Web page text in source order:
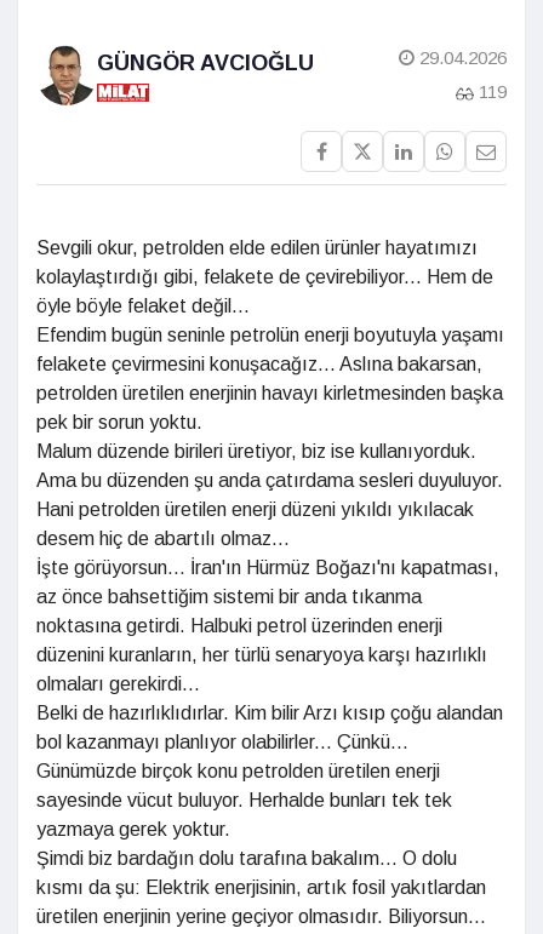
GÜNGÖR AVCIOĞLU
29.04.2026
119
Sevgili okur, petrolden elde edilen ürünler hayatımızı
kolaylaştırdığı gibi, felakete de çevirebiliyor... Hem de
öyle böyle felaket değil...
Efendim bugün seninle petrolün enerji boyutuyla yaşamı
felakete çevirmesini konuşacağız... Aslına bakarsan,
petrolden üretilen enerjinin havayı kirletmesinden başka
pek bir sorun yoktu.
Malum düzende birileri üretiyor, biz ise kullanıyorduk.
Ama bu düzenden şu anda çatırdama sesleri duyuluyor.
Hani petrolden üretilen enerji düzeni yıkıldı yıkılacak
desem hiç de abartılı olmaz...
İşte görüyorsun... İran'ın Hürmüz Boğazı'nı kapatması,
az önce bahsettiğim sistemi bir anda tıkanma
noktasına getirdi. Halbuki petrol üzerinden enerji
düzenini kuranların, her türlü senaryoya karşı hazırlıklı
olmaları gerekirdi...
Belki de hazırlıklıdırlar. Kim bilir Arzı kısıp çoğu alandan
bol kazanmayı planlıyor olabilirler... Çünkü...
Günümüzde birçok konu petrolden üretilen enerji
sayesinde vücut buluyor. Herhalde bunları tek tek
yazmaya gerek yoktur.
Şimdi biz bardağın dolu tarafına bakalım... O dolu
kısmı da şu: Elektrik enerjisinin, artık fosil yakıtlardan
üretilen enerjinin yerine geçiyor olmasıdır. Biliyorsun...